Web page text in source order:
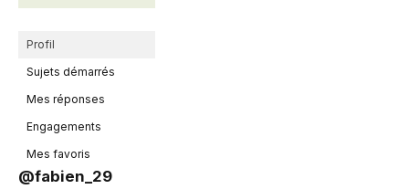
Profil
Sujets démarrés
Mes réponses
Engagements
Mes favoris
@fabien_29